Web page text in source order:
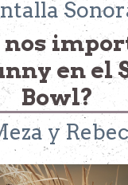
nos
en el
Bowl?
y